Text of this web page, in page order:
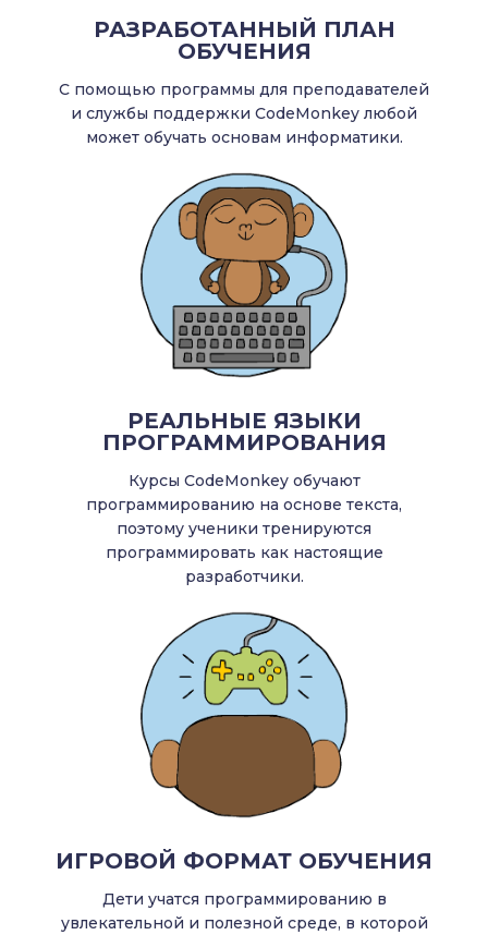
РАЗРАБОТАННЫЙ ПЛАН
ОБУЧЕНИЯ
С помощью программы для преподавателей
и службы поддержки CodeMonkey любой
может обучать основам информатики.
РЕАЛЬНЫЕ ЯЗЫКИ
ПРОГРАММИРОВАНИЯ
Курсы CodeMonkey обучают
программированию на основе текста,
поэтому ученики тренируются
программировать как настоящие
разработчики.
ИГРОВОЙ ФОРМАТ ОБУЧЕНИЯ
Дети учатся программированию в
увлекательной и полезной среде, в которой